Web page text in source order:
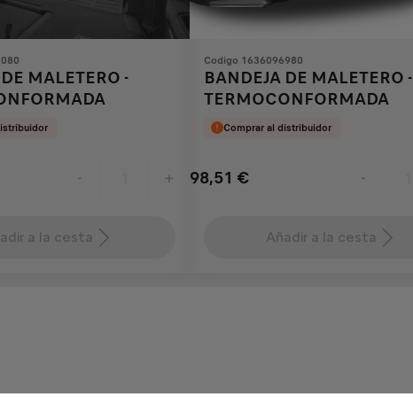
MALETERO -
-
+
a la cesta
Codigo 1636096980
BANDEJA DE MALETERO -
TERMOCONFORMADA
Comprar al distribuidor
98,51 € -
Añadir a la cesta